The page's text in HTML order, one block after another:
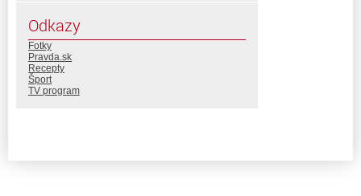
Odkazy
Fotky
Pravda.sk
Recepty
Šport
TV program